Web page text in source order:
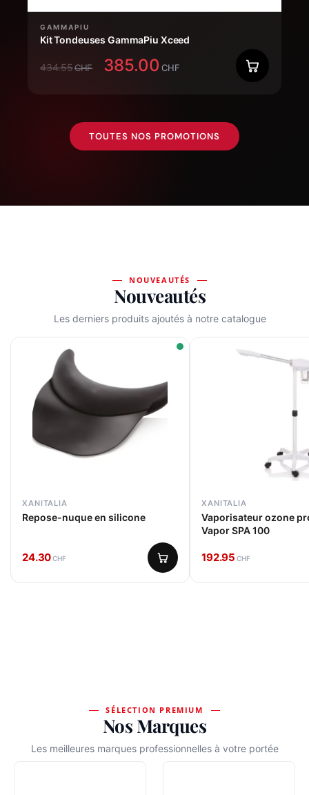
GAMMAPIU
Kit Tondeuses GammaPiu Xceed
434.55CHF 385.00 CHF
TOUTES NOS PROMOTIONS
XANITALIA
Repose-nuque en silicone
24.30CHF
XANITALIA
Vaporisateur ozone
Vapor SPA 100
192.95 CHF